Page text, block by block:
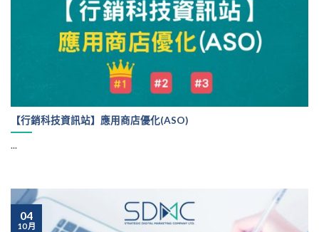
【行銷科技資訊站】應用商店優化(ASO)
...
04
10 月